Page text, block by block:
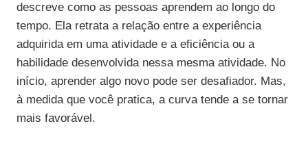
descreve como as pessoas aprendem ao longo do
tempo. Ela retrata a relação entre a experiência
adquirida em uma atividade e a eficiência ou a
habilidade desenvolvida nessa mesma atividade. No
início, aprender algo novo pode ser desafiador. Mas,
à medida que você pratica, a curva tende a se tornar
mais favorável.